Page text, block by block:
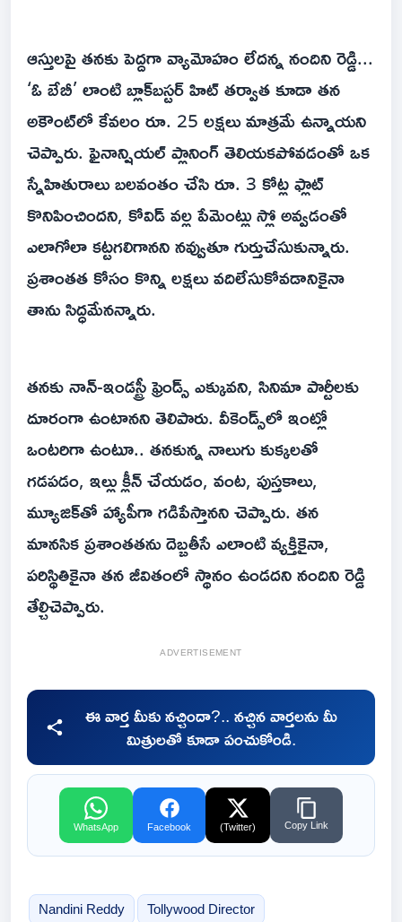
ఆస్తులపై తనకు పెద్దగా వ్యామోహం లేదన్న నందిని రెడ్డి...
‘ఓ బేబీ’ లాంటి బ్లాక్‌బస్టర్ హిట్ తర్వాత కూడా తన
అకౌంట్‌లో కేవలం రూ. 25 లక్షలు మాత్రమే ఉన్నాయని
చెప్పారు. ఫైనాన్షియల్ ప్లానింగ్ తెలియకపోవడంతో ఒక
స్నేహితురాలు బలవంతం చేసి రూ. 3 కోట్ల ఫ్లాట్
కొనిపించిందని, కోవిడ్ వల్ల పేమెంట్లు స్లో అవ్వడంతో
ఎలాగోలా కట్టగలిగానని నవ్వుతూ గుర్తుచేసుకున్నారు.
ప్రశాంతత కోసం కొన్ని లక్షలు వదిలేసుకోవడానికైనా
తాను సిద్ధమేనన్నారు.
తనకు నాన్-ఇండస్ట్రీ ఫ్రెండ్స్ ఎక్కువని, సినిమా పార్టీలకు
దూరంగా ఉంటానని తెలిపారు. వీకెండ్స్‌లో ఇంట్లో
ఒంటరిగా ఉంటూ.. తనకున్న నాలుగు కుక్కలతో
గడపడం, ఇల్లు క్లీన్ చేయడం, వంట, పుస్తకాలు,
మ్యూజిక్‌తో హ్యాపీగా గడిపేస్తానని చెప్పారు. తన
మానసిక ప్రశాంతతను దెబ్బతీసే ఎలాంటి వ్యక్తికైనా,
పరిస్థితికైనా తన జీవితంలో స్థానం ఉండదని నందిని రెడ్డి
తేల్చిచెప్పారు.
ADVERTISEMENT
ఈ వార్త మీకు నచ్చిందా?.. నచ్చిన వార్తలను మీ
మిత్రులతో కూడా పంచుకోండి.
WhatsApp Facebook (Twitter) Copy Link
Nandini Reddy Tollywood Director